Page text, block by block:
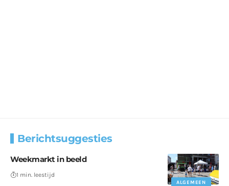
Berichtsuggesties
ALGEMEEN
Weekmarkt in beeld
1 min. leestijd